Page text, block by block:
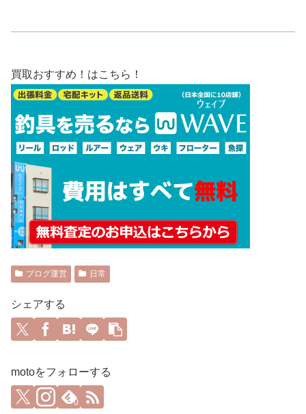
買取おすすめ！はこちら！
ブログ運営 日常
シェアする
motoをフォローする
0